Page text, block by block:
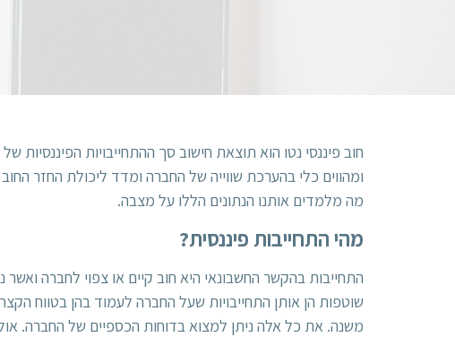
חוב פיננסי נטו הוא תוצאת חישוב סך ההתחייבויות
ומהווים כלי בהערכת שווייה של החברה ומדד ליכולת החזר
מה מלמדים אותנו הנתונים הללו על מצבה.
מהי התחייבות פיננסית?
התחייבות בהקשר החשבונאי היא חוב קיים או צפוי לחברה ואשר
שוטפות הן אותן התחייבויות שעל החברה לעמוד בהן בטווח
משנה. את כל אלה ניתן למצוא בדוחות הכספיים של החברה. אולם,